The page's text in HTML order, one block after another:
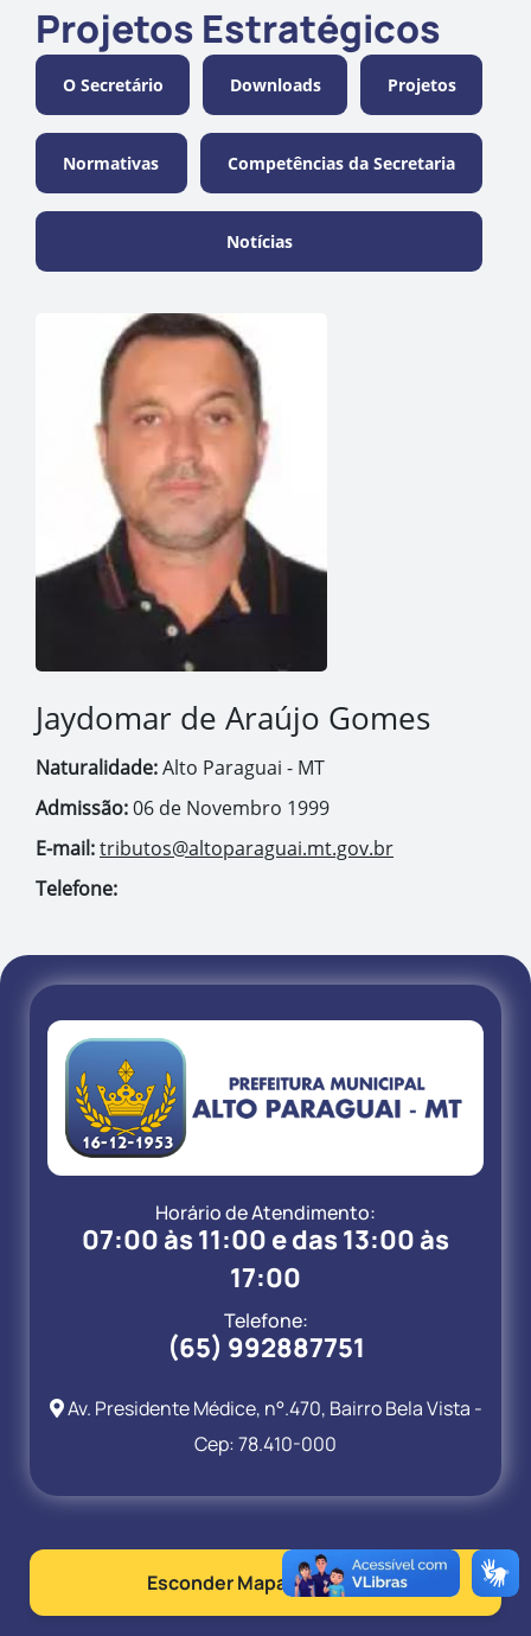
Projetos Estratégicos
O Secretário Downloads Projetos
Normativas Competências da Secretaria
Notícias
Jaydomar de Araújo Gomes
Naturalidade:Alto Paraguai - MT
Admissão:06 de Novembro 1999
E-mail:tributos@altoparaguai.mt.gov.br
Telefone:
Horário de Atendimento:
07:00 às 11:00 e das 13:00 às
17:00
Telefone:
(65) 992887751
Av. Presidente Médice, n°.470, Bairro Bela Vista -
Cep: 78.410-000
Esconder Mapa do Site